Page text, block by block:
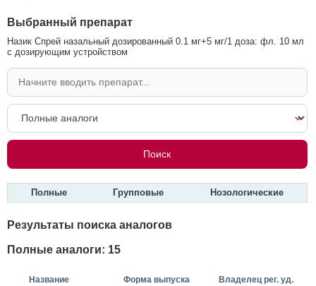
Выбранный препарат
Назик Спрей назальный дозированный 0.1 мг+5 мг/1 доза: фл. 10 мл
с дозирующим устройством
Полные Групповые Нозологические
Результаты поиска аналогов
Полные аналоги: 15
Название Форма выпуска Владелец рег. уд.